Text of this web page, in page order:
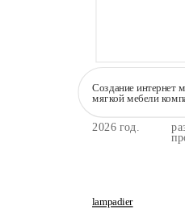
Создание интернет
мягкой мебели
2026 год.
lampadier